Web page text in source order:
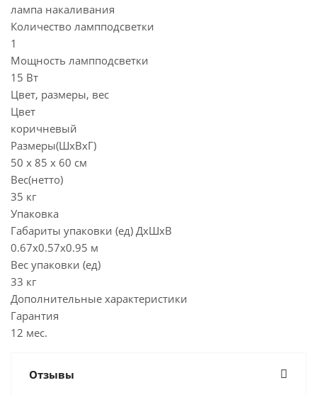
лампа накаливания
Количество лампподсветки
1
Мощность лампподсветки
15 Вт
Цвет, размеры, вес
Цвет
коричневый
Размеры(ШхВхГ)
50 х 85 х 60 см
Вес(нетто)
35 кг
Упаковка
Габариты упаковки (ед) ДхШхВ
0.67x0.57x0.95 м
Вес упаковки (ед)
33 кг
Дополнительные характеристики
Гарантия
12 мес.
Отзывы